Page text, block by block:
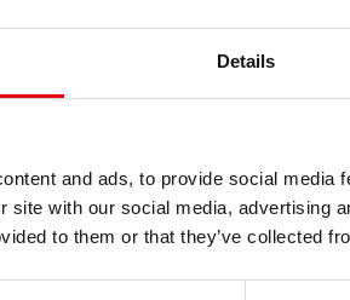
Details
and ads, to provide social media
site with our social media, advertising
to them or that they’ve collected